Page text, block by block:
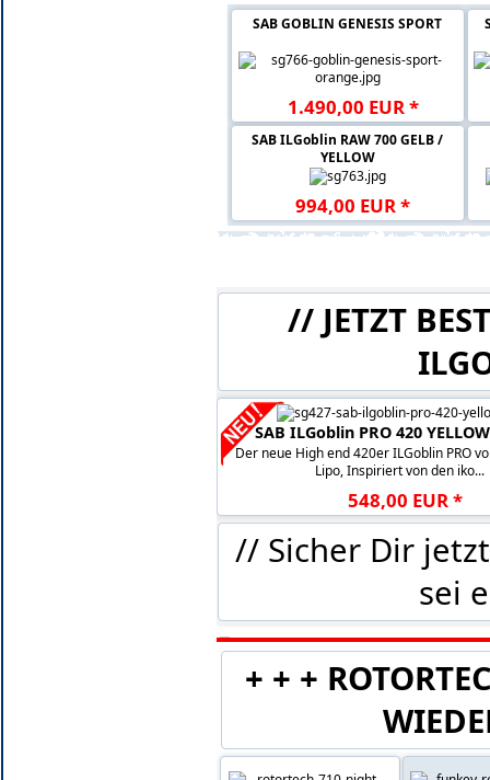
SAB GOBLIN GENESIS SPORT
1.490,00 EUR*
SAB ILGoblin RAW 700 GELB /
YELLOW
994,00 EUR*
// JETZT
SAB ILGoblin PRO 420
Der neue High end 420er ILGoblin PRO
Lipo, Inspiriert von den iko...
548,00 EUR*
// Sicher Dir
sei
+ + +